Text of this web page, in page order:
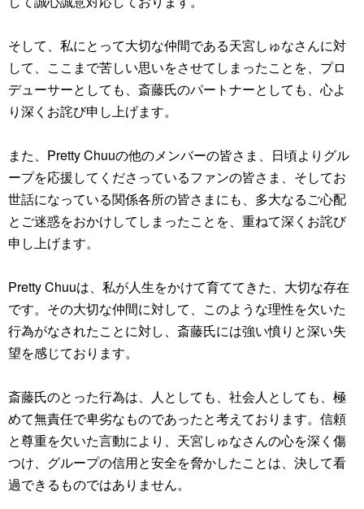
そして、私にとって大切な仲間である天宮しゅなさんに対
して、ここまで苦しい思いをさせてしまったことを、プロ
デューサーとしても、斎藤氏のパートナーとしても、心よ
り深くお詫び申し上げます。
また、Pretty Chuuの他のメンバーの皆さま、日頃よりグル
ープを応援してくださっているファンの皆さま、そしてお
世話になっている関係各所の皆さまにも、多大なるご心配
とご迷惑をおかけしてしまったことを、重ねて深くお詫び
申し上げます。
Pretty Chuuは、私が人生をかけて育ててきた、大切な存在
です。その大切な仲間に対して、このような理性を欠いた
行為がなされたことに対し、斎藤氏には強い憤りと深い失
望を感じております。
斎藤氏のとった行為は、人としても、社会人としても、極
めて無責任で卑劣なものであったと考えております。信頼
と尊重を欠いた言動により、天宮しゅなさんの心を深く傷
つけ、グループの信用と安全を脅かしたことは、決して看
過できるものではありません。